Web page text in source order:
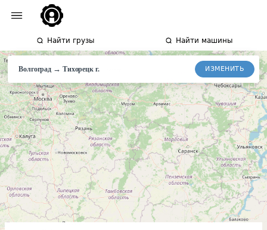
Найти грузы Найти машины
Волгоград → Тихорецк г. ИЗМЕНИТЬ